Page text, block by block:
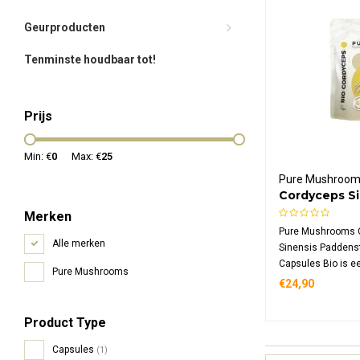
Geurproducten
Tenminste houdbaar tot!
Prijs
Min: €0 Max: €25
Merken
Alle merken
Pure Mushrooms
Product Type
Capsules (1)
Pure
Cordyceps
Capsules Bio
Pure Mushrooms
Sinensis
Capsules Bio is
natuurlijke rijst.
€24,90